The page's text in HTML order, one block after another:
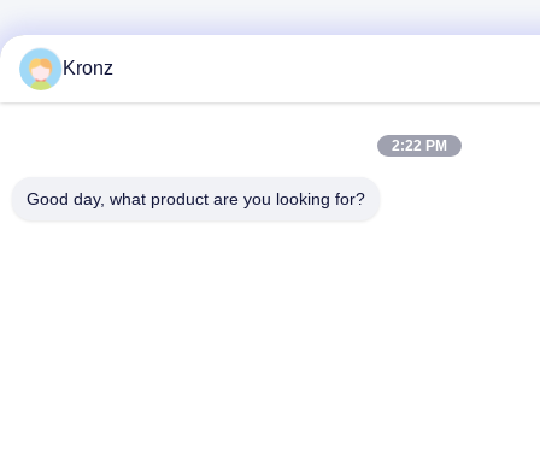
Kronz
2:22 PM
Good day, what product are you looking for?